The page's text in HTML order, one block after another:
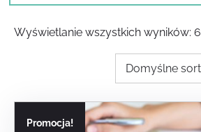
Wyświetlanie wszystkich wyników: 6
Promocja!